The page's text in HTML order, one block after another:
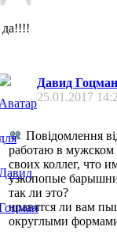
да!!!!
Давид Гоцман
25.01.2017
Повідомлення
работаю в мужском
своих коллег, что
узкопопые
так ли это?
нравятся ли вам
округлыми